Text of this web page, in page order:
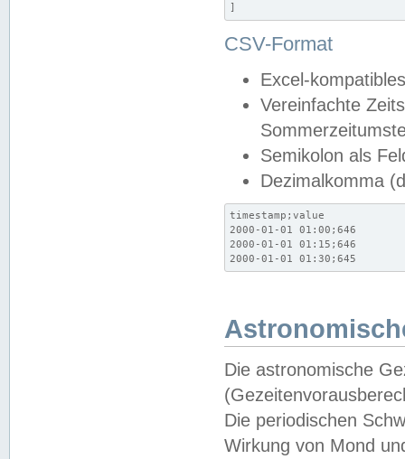
]
CSV-Format
Excel-
Vereinfachte
Semikolon als
Dezimalkomma
timestamp;value
2000-01-01 01:00;646
2000-01-01 01:15;646
2000-01-01 01:30;645
Die astronomische
Die periodischen
Wirkung von Mond